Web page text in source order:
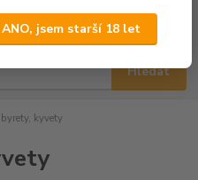
ANO, jsem starší 18 let
Menu
Hledat
kyvety